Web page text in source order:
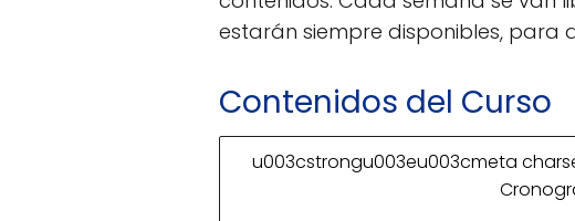
estarán siempre disponibles, para
Contenidos del Curso
u003cstrongu003eu003cmeta